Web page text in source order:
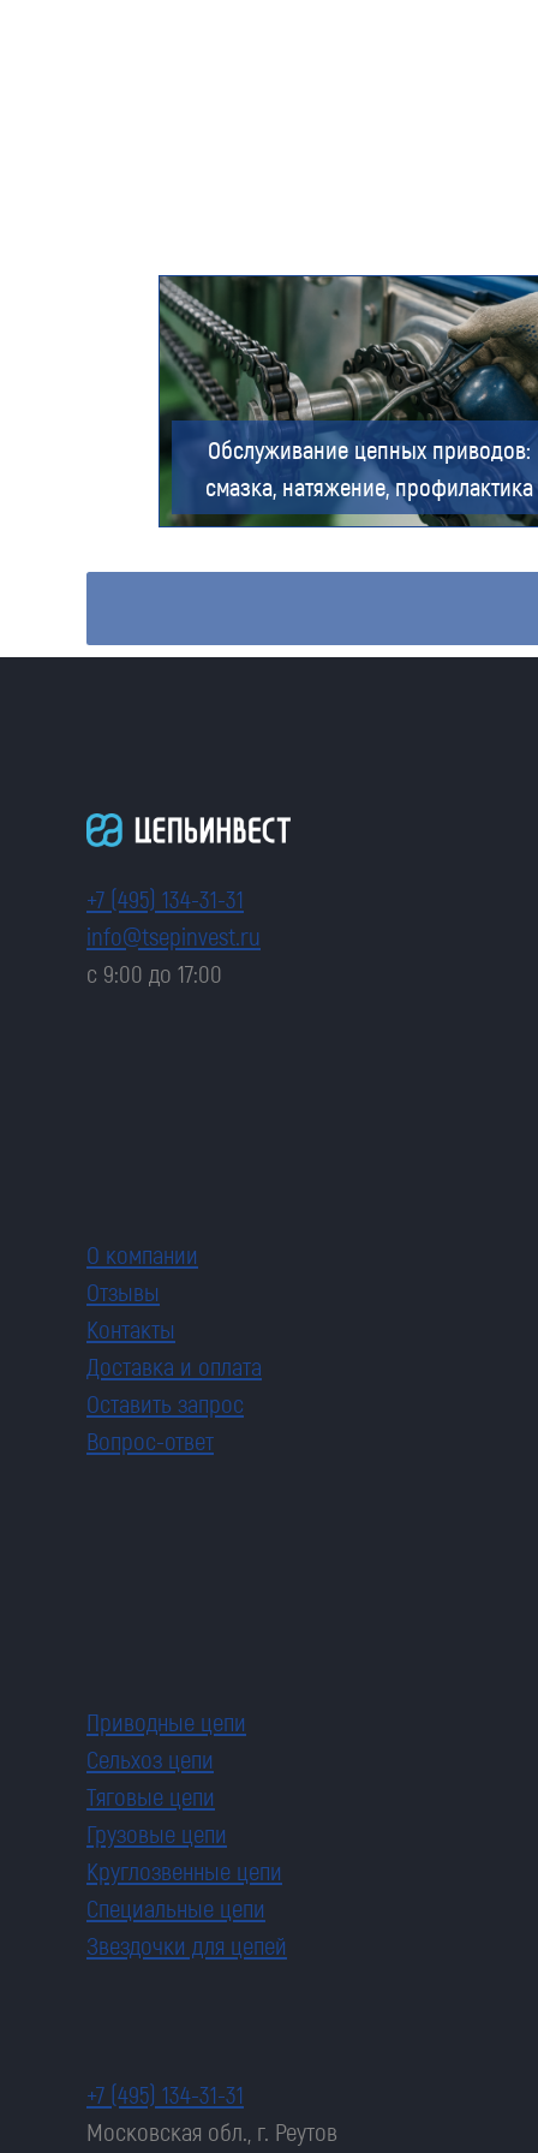
Обслуживание цепных приводов:
смазка, натяжение, профилактика
+7 (495) 134-31-31
info@tsepinvest.ru
с 9:00 до 17:00
О компании
Отзывы
Контакты
Доставка и оплата
Оставить запрос
Вопрос-ответ
Приводные цепи
Сельхоз цепи
Тяговые цепи
Грузовые цепи
Круглозвенные цепи
Специальные цепи
Звездочки для цепей
+7 (495) 134-31-31
Московская обл., г. Реутов